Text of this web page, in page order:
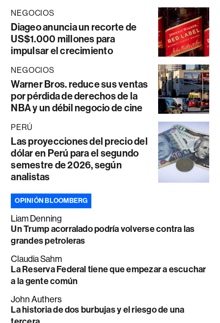
NEGOCIOS
Diageo anuncia un recorte de
US$1.000 millones para
impulsar el crecimiento
NEGOCIOS
Warner Bros. reduce sus ventas
por pérdida de derechos de la
NBA y un débil negocio de cine
PERÚ
Las proyecciones del precio del
dólar en Perú para el segundo
semestre de 2026, según
analistas
OPINIÓN BLOOMBERG
Liam Denning
Un Trump acorralado podría volverse contra las
grandes petroleras
Claudia Sahm
La Reserva Federal tiene que empezar a escuchar
a la gente común
John Authers
La historia de dos burbujas y el riesgo de una